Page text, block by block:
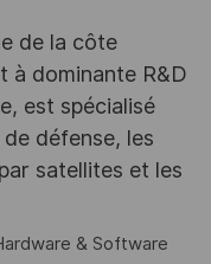
de la côte
à dominante R&D
est spécialisé
défense, les
satellites et les
& Software